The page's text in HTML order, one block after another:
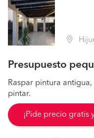
Presupuesto
Raspar pintura
pintar.
¡Pide precio gratis